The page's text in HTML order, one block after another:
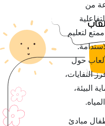
من
لتعليم
حول
النفايات،
البيئة،
مبادئ